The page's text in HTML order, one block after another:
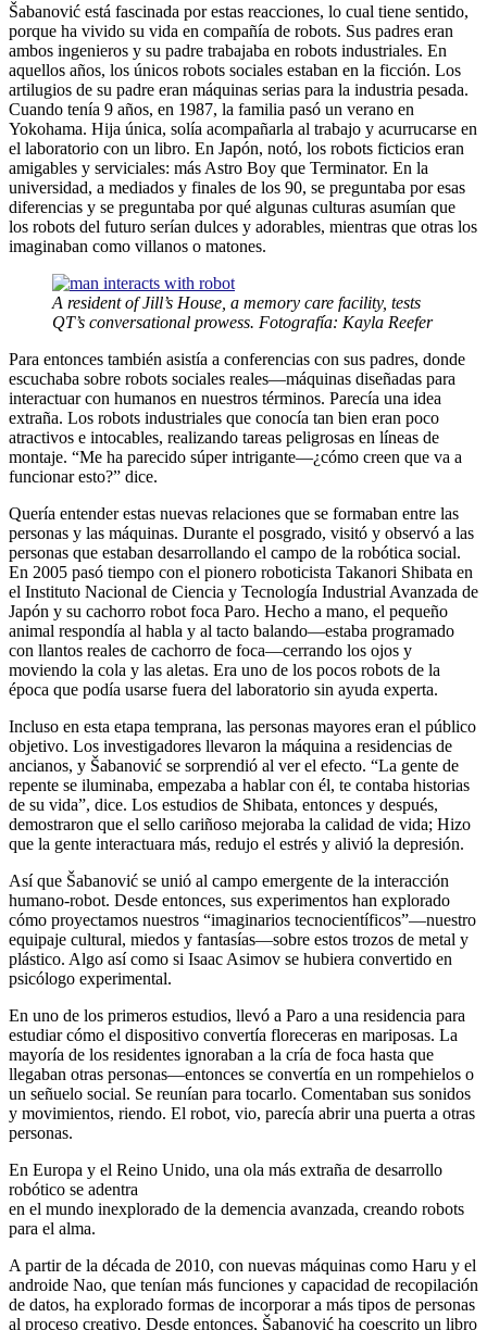
Šabanović está fascinada por estas reacciones, lo cual tiene sentido,
porque ha vivido su vida en compañía de robots. Sus padres eran
ambos ingenieros y su padre trabajaba en robots industriales. En
aquellos años, los únicos robots sociales estaban en la ficción. Los
artilugios de su padre eran máquinas serias para la industria pesada.
Cuando tenía 9 años, en 1987, la familia pasó un verano en
Yokohama. Hija única, solía acompañarla al trabajo y acurrucarse en
el laboratorio con un libro. En Japón, notó, los robots ficticios eran
amigables y serviciales: más Astro Boy que Terminator. En la
universidad, a mediados y finales de los 90, se preguntaba por esas
diferencias y se preguntaba por qué algunas culturas asumían que
los robots del futuro serían dulces y adorables, mientras que otras los
imaginaban como villanos o matones.
A resident of Jill’s House, a memory care facility, tests
QT’s conversational prowess. Fotografía: Kayla Reefer
Para entonces también asistía a conferencias con sus padres, donde
escuchaba sobre robots sociales reales—máquinas diseñadas para
interactuar con humanos en nuestros términos. Parecía una idea
extraña. Los robots industriales que conocía tan bien eran poco
atractivos e intocables, realizando tareas peligrosas en líneas de
montaje. “Me ha parecido súper intrigante—¿cómo creen que va a
funcionar esto?” dice.
Quería entender estas nuevas relaciones que se formaban entre las
personas y las máquinas. Durante el posgrado, visitó y observó a las
personas que estaban desarrollando el campo de la robótica social.
En 2005 pasó tiempo con el pionero roboticista Takanori Shibata en
el Instituto Nacional de Ciencia y Tecnología Industrial Avanzada de
Japón y su cachorro robot foca Paro. Hecho a mano, el pequeño
animal respondía al habla y al tacto balando—estaba programado
con llantos reales de cachorro de foca—cerrando los ojos y
moviendo la cola y las aletas. Era uno de los pocos robots de la
época que podía usarse fuera del laboratorio sin ayuda experta.
Incluso en esta etapa temprana, las personas mayores eran el público
objetivo. Los investigadores llevaron la máquina a residencias de
ancianos, y Šabanović se sorprendió al ver el efecto. “La gente de
repente se iluminaba, empezaba a hablar con él, te contaba historias
de su vida”, dice. Los estudios de Shibata, entonces y después,
demostraron que el sello cariñoso mejoraba la calidad de vida; Hizo
que la gente interactuara más, redujo el estrés y alivió la depresión.
Así que Šabanović se unió al campo emergente de la interacción
humano-robot. Desde entonces, sus experimentos han explorado
cómo proyectamos nuestros “imaginarios tecnocientíficos”—nuestro
equipaje cultural, miedos y fantasías—sobre estos trozos de metal y
plástico. Algo así como si Isaac Asimov se hubiera convertido en
psicólogo experimental.
En uno de los primeros estudios, llevó a Paro a una residencia para
estudiar cómo el dispositivo convertía floreceras en mariposas. La
mayoría de los residentes ignoraban a la cría de foca hasta que
llegaban otras personas—entonces se convertía en un rompehielos o
un señuelo social. Se reunían para tocarlo. Comentaban sus sonidos
y movimientos, riendo. El robot, vio, parecía abrir una puerta a otras
personas.
En Europa y el Reino Unido, una ola más extraña de desarrollo
robótico se adentra
en el mundo inexplorado de la demencia avanzada, creando robots
para el alma.
A partir de la década de 2010, con nuevas máquinas como Haru y el
androide Nao, que tenían más funciones y capacidad de recopilación
de datos, ha explorado formas de incorporar a más tipos de personas
al proceso creativo. Desde entonces, Šabanović ha coescrito un libro